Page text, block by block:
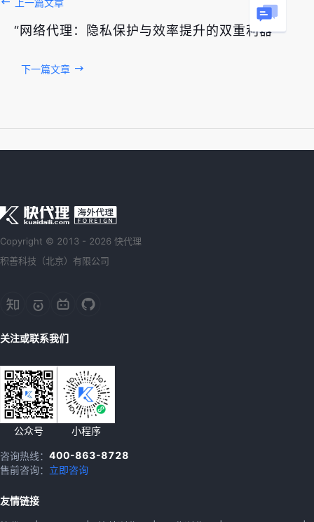
上一篇文章
“网络代理：隐私保护与效率提升的双重利器”
下一篇文章
Copyright © 2013 - 2026 快代理
积善科技（北京）有限公司
关注或联系我们
公众号 小程序
咨询热线： 400-863-8728
售前咨询： 立即咨询
友情链接